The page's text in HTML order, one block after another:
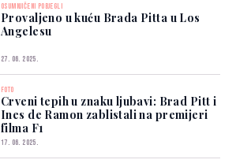
OSUMNJIČENI POBJEGLI
Provaljeno u kuću Brada Pitta u Los
Angelesu
27. 06. 2025.
FOTO
Crveni tepih u znaku ljubavi: Brad Pitt i
Ines de Ramon zablistali na premijeri
filma F1
17. 06. 2025.